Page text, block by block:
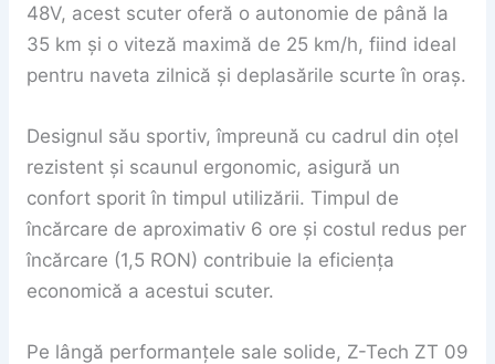
48V, acest scuter oferă o autonomie de până la
35 km și o viteză maximă de 25 km/h, fiind ideal
pentru naveta zilnică și deplasările scurte în oraș.
Designul său sportiv, împreună cu cadrul din oțel
rezistent și scaunul ergonomic, asigură un
confort sporit în timpul utilizării. Timpul de
încărcare de aproximativ 6 ore și costul redus per
încărcare (1,5 RON) contribuie la eficiența
economică a acestui scuter.
Pe lângă performanțele sale solide, Z-Tech ZT 09